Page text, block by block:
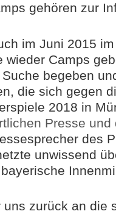
gehören zur
im Juni 2015
wieder Camps
begeben
die sich gegen
2018 in
Presse
des
unwissend
uns zurück an die